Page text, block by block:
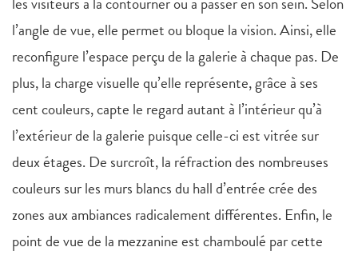
l’angle de vue, elle permet ou bloque la vision. Ainsi, elle
reconfigure l’espace perçu de la galerie à chaque pas. De
plus, la charge visuelle qu’elle représente, grâce à ses
cent couleurs, capte le regard autant à l’intérieur qu’à
l’extérieur de la galerie puisque celle-ci est vitrée sur
deux étages. De surcroît, la réfraction des nombreuses
couleurs sur les murs blancs du hall d’entrée crée des
zones aux ambiances radicalement différentes. Enfin, le
point de vue de la mezzanine est chamboulé par cette